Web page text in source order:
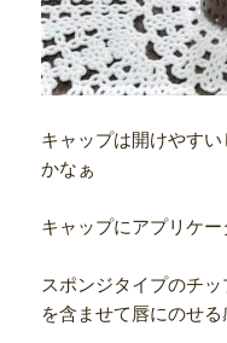
キャップは開けやす
かなぁ
キャップにアプリケ
スポンジタイプのチ
を含ませて唇にのせる